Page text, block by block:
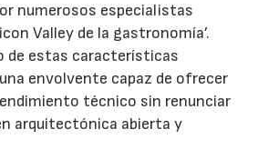
numerosos especialistas
Valley de la gastronomía’.
de estas características
envolvente capaz de ofrecer
técnico sin renunciar
arquitectónica abierta y